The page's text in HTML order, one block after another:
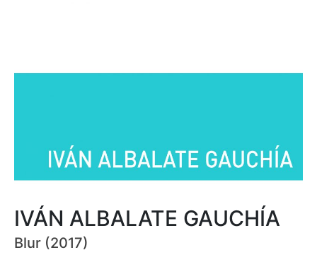
IVÁN ALBALATE GAUCHÍA
Blur (2017)